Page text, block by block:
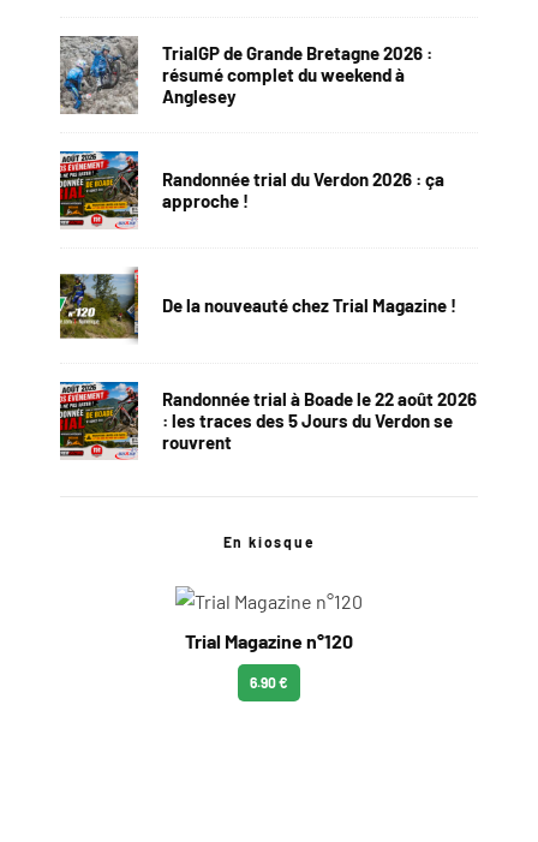
TrialGP de Grande Bretagne 2026 :
résumé complet du weekend à
Anglesey
Randonnée trial du Verdon 2026 : ça
approche !
De la nouveauté chez Trial Magazine !
Randonnée trial à Boade le 22 août 2026
: les traces des 5 Jours du Verdon se
rouvrent
En kiosque
Trial Magazine n°120
6.90 €